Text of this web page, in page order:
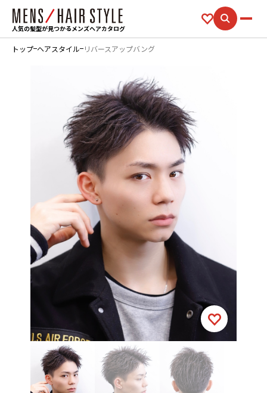
人気の髪型が見つかるメンズヘアカタログ
トップ ヘアスタイル リバースアップバング